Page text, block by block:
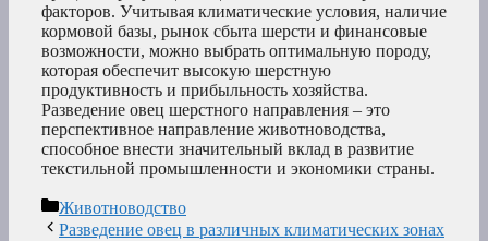
факторов. Учитывая климатические условия, наличие
кормовой базы, рынок сбыта шерсти и финансовые
возможности, можно выбрать оптимальную породу,
которая обеспечит высокую шерстную
продуктивность и прибыльность хозяйства.
Разведение овец шерстного направления – это
перспективное направление животноводства,
способное внести значительный вклад в развитие
текстильной промышленности и экономики страны.
Рубрики
Животноводство
Разведение овец в различных климатических зонах